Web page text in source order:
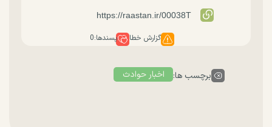
گزارش خطا پسندها:0
برچسب ها: اخبار حوادث